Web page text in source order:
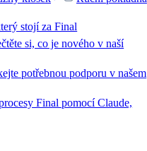
stojí za Final
si, co je nového v naší
potřebnou podporu v našem
Final pomocí Claude,